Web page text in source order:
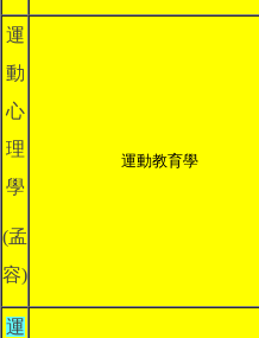
運
動
心
理
學
(孟
容)
運動教育學
運